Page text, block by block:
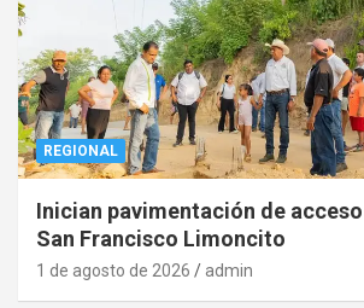
REGIONAL
Inician pavimentación de
San Francisco Limoncito
1 de agosto de 2026 admin